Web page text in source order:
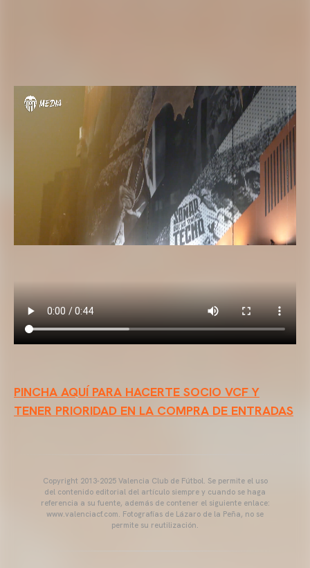
PINCHA AQUÍ PARA HACERTE SOCIO VCF Y
TENER PRIORIDAD EN LA COMPRA DE ENTRADAS
Copyright 2013-2025 Valencia Club de Fútbol. Se permite el uso
del contenido editorial del artículo siempre y cuando se haga
referencia a su fuente, además de contener el siguiente enlace:
www.valenciacf.com. Fotografías de Lázaro de la Peña, no se
permite su reutilización.